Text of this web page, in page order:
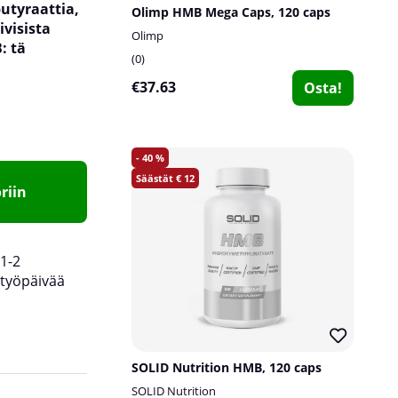
tä
1-2
työpäivää
Olimp HMB Mega Caps, 120 caps
Olimp
0
€37.63 Osta!
40
12
SOLID Nutrition HMB, 120 caps
SOLID Nutrition